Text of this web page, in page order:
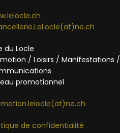
du Locle
/ Loisirs / Manifestations /
promotionnel
de confidentialité